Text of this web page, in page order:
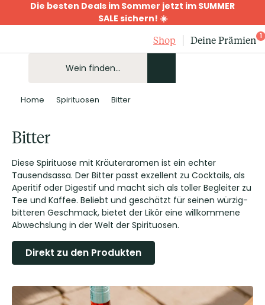
Die besten Deals im Sommer jetzt im SUMMER
SALE sichern! ☀️
Shop
Deine Prämien 1
Home Spirituosen Bitter
Bitter
Diese Spirituose mit Kräuteraromen ist ein echter
Tausendsassa. Der Bitter passt exzellent zu Cocktails, als
Aperitif oder Digestif und macht sich als toller Begleiter zu
Tee und Kaffee. Beliebt und geschätzt für seinen würzig-
bitteren Geschmack, bietet der Likör eine willkommene
Abwechslung in der Welt der Spirituosen.
Direkt zu den Produkten